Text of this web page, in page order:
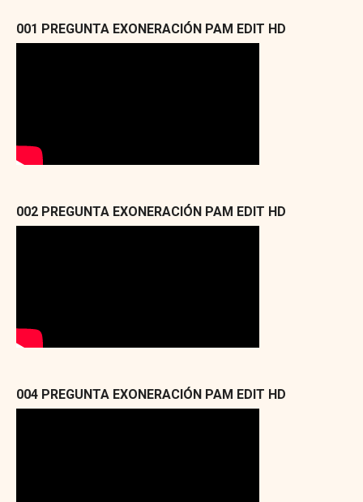
001 PREGUNTA EXONERACIÓN PAM EDIT HD
002 PREGUNTA EXONERACIÓN PAM EDIT HD
004 PREGUNTA EXONERACIÓN PAM EDIT HD